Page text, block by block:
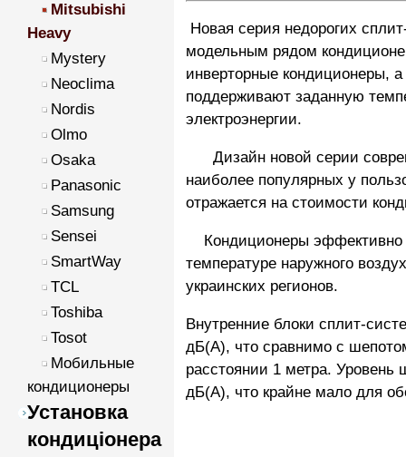
Mitsubishi
Heavy
Mystery
Neoclima
Nordis
Olmo
Osaka
Panasonic
Samsung
Sensei
SmartWay
TCL
Toshiba
Tosot
Мобильные
кондиционеры
Установка
кондиціонера
Новая серия недорогих
модельным рядом
инверторные кондиционеры,
поддерживают заданную
электроэнергии.
Дизайн новой серии
наиболее популярных у
отражается на стоимости
Кондиционеры эффективно
температуре наружного
украинских регионов.
Внутренние блоки сплит-
дБ(А), что сравнимо с
расстоянии 1 метра. Уровень
дБ(А), что крайне мало для